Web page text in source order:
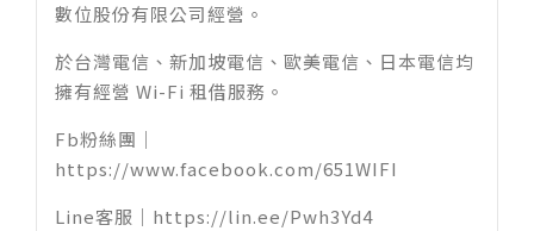
數位股份有限公司經營。
於台灣電信、新加坡電信、歐美電信、日本電信均
擁有經營 Wi-Fi 租借服務。
Fb粉絲團｜
https://www.facebook.com/651WIFI
Line客服｜ https://lin.ee/Pwh3Yd4